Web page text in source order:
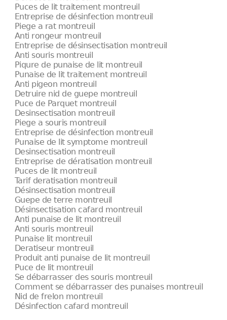
Puces de lit traitement montreuil
Entreprise de désinfection montreuil
Piege a rat montreuil
Anti rongeur montreuil
Entreprise de désinsectisation montreuil
Anti souris montreuil
Piqure de punaise de lit montreuil
Punaise de lit traitement montreuil
Anti pigeon montreuil
Detruire nid de guepe montreuil
Puce de Parquet montreuil
Desinsectisation montreuil
Piege a souris montreuil
Entreprise de désinfection montreuil
Punaise de lit symptome montreuil
Desinsectisation montreuil
Entreprise de dératisation montreuil
Puces de lit montreuil
Tarif deratisation montreuil
Désinsectisation montreuil
Guepe de terre montreuil
Désinsectisation cafard montreuil
Anti punaise de lit montreuil
Anti souris montreuil
Punaise lit montreuil
Deratiseur montreuil
Produit anti punaise de lit montreuil
Puce de lit montreuil
Se débarrasser des souris montreuil
Comment se débarrasser des punaises montreuil
Nid de frelon montreuil
Désinfection cafard montreuil